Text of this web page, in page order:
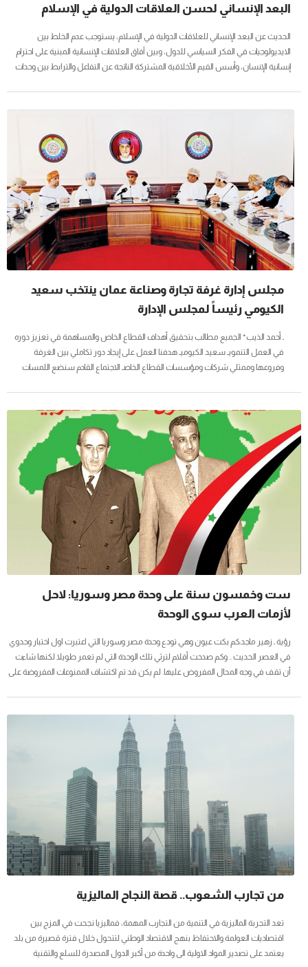
البعد الإنساني لحسن العلاقات الدولية في الإسلام
الحديث عن البعد الإنساني للعلاقات الدولية في الإسلام، يستوجب عدم الخلط بين
الايديولوجيات في الفكر السياسي للدول، وبين آفاق العلاقات الإنسانية المبنية على احترام
إنسانية الإنسان، وأسس القيم الأخلاقية المشتركة الناتجة عن التفاعل والترابط بين وحدات
المستوى العالمي بالصراع المفتعل الذي بلغ حد الهوس من(الإسلاموفوبيا) فهل هذه
مجلس إدارة غرفة تجارة وصناعة عمان ينتخب سعيد
الكيومي رئيساً لمجلس الإدارة
ـ أحمد الذيب* الجميع مطالب بتحقيق أهداف القطاع الخاص والمساهمة في تعزيز دوره
في العمل التنمويـ سعيد الكيوميـ هدفنا العمل على إيجاد دور تكاملي بين الغرفة
وفروعها وممثلي شركات ومؤسسات القطاع الخاصـ الاجتماع القادم سنضع اللمسات
2007 إلى 25 مليون ريالكتب : يوسف الحبسيأعلن سعادة المهندس أحمد بن حسن الذيب
وكيل وزارة التجارة والصناعة للتجارة والصناعة رئيس لجنة الإشراف على انتخابات الغرفة
عن...
ست وخمسون سنة على وحدة مصر وسوريا: لاحل
لأزمات العرب سوى الوحدة
رؤية ـ زهير ماجد:كم بكت عيون وهي تودع وحدة مصر وسوريا التي اعتبرت اول اختبار وحدوي
في العصر الحديث .. وكم صدحت أقلام لترثي تلك الوحدة التي لم تعمر طويلا لكنها شاءت
أن تقف في وجه المحال المفروض عليها. لم يكن قد تم اكتشاف الممنوعات المفروضة على
اسرائيل أولا بأنها امام خطر حقيقي يلتف عليها من الشمال والجنوب وربما من اماكن اخرى
لاحقة، وشعرت الولايات المتحدة ان مصر وسوريا سلكتا...
من تجارب الشعوب.. قصة النجاح الماليزية
تعد التجربة الماليزية في التنمية من التجارب المهمة، فماليزيا نجحت في المزج بين
اقتصاديات العولمة والاحتفاظ بنهج الاقتصاد الوطني لتتحول خلال فترة قصيرة من بلد
يعتمد على تصدير المواد الاولية الى واحدة من أكبر الدول المصدرة للسلع والتقنية